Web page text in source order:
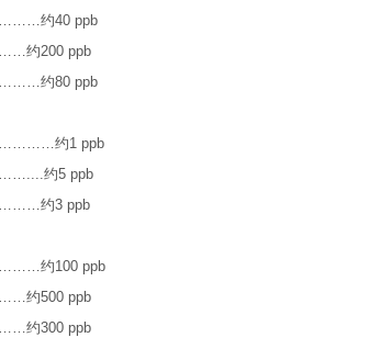
………约40 ppb
约200 ppb
约80 ppb
…………约1 ppb
约5 ppb
约3 ppb
………约100 ppb
约500 ppb
约300 ppb